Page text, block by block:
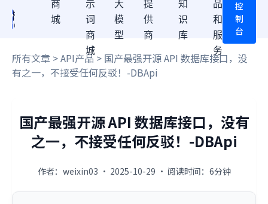
商
城
示
词
商
城
大
模
型
提
供
商
知
识
库
品
和
服
务
控
制
台
所有文章 >API产品> 国产最强开源 API 数据库接口，没
有之一，不接受任何反驳！-DBApi
国产最强开源 API 数据库接口，没有
之一，不接受任何反驳！-DBApi
作者：weixin03 · 2025-10-29 · 阅读时间：6分钟